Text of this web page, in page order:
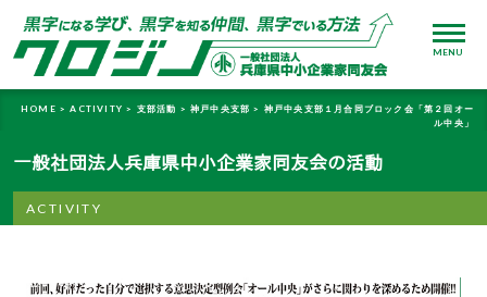
MENU
HOME >ACTIVITY > 支部活動 > 神戸中央支部 > 神戸中央支部１月合同ブロック会「第２回オー
ル中央」
一般社団法人兵庫県中小企業家同友会の活動
ACTIVITY